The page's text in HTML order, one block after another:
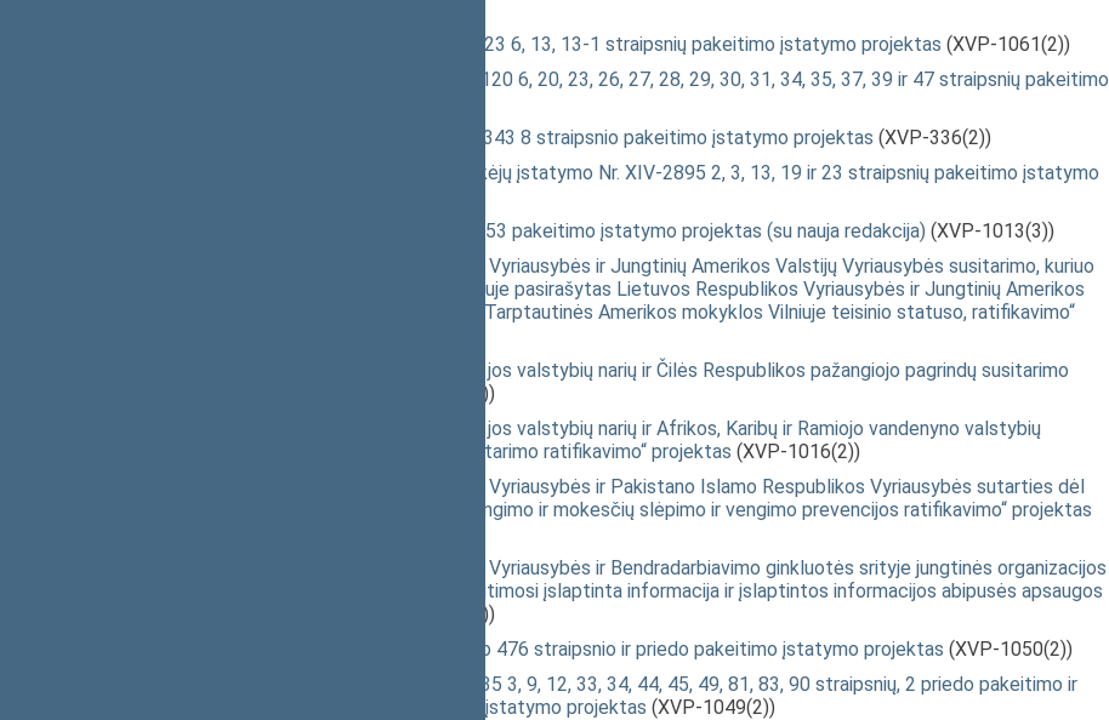
Aplinkos apsaugos įstatymo Nr. I-2223 6, 13, 13-1 straipsnių pakeitimo įstatymo projektas (XVP-1061(2))
Teritorijų planavimo įstatymo Nr. I-1120 6, 20, 23, 26, 27, 28, 29, 30, 31, 34, 35, 37, 39 ir 47 straipsnių pakeitimo
Sveikatos draudimo įstatymo Nr. I-1343 8 straipsnio pakeitimo įstatymo projektas (XVP-336(2))
Kredito administratorių ir kredito pirkėjų įstatymo Nr. XIV-2895 2, 3, 13, 19 ir 23 straipsnių pakeitimo įstatymo
Vartojimo kredito įstatymo Nr. XI-1253 pakeitimo įstatymo projektas (su nauja redakcija) (XVP-1013(3))
Įstatymo „Dėl Lietuvos Respublikos Vyriausybės ir Jungtinių Amerikos Valstijų Vyriausybės susitarimo, kuriuo
keičiamas 2002 m. birželio 14 d. Vilniuje pasirašytas Lietuvos Respublikos Vyriausybės ir Jungtinių Amerikos
Valstijų Vyriausybės susitarimas dėl Tarptautinės Amerikos mokyklos Vilniuje teisinio statuso, ratifikavimo“
Įstatymo „Dėl Europos Sąjungos bei jos valstybių narių ir Čilės Respublikos pažangiojo pagrindų susitarimo
(XVP-1151(2))
Įstatymo „Dėl Europos Sąjungos bei jos valstybių narių ir Afrikos, Karibų ir Ramiojo vandenyno valstybių
organizacijos narių partnerystės susitarimo ratifikavimo“ projektas (XVP-1016(2))
Įstatymo „Dėl Lietuvos Respublikos Vyriausybės ir Pakistano Islamo Respublikos Vyriausybės sutarties dėl
pajamų dvigubo apmokestinimo išvengimo ir mokesčių slėpimo ir vengimo prevencijos ratifikavimo“ projektas
Įstatymo „Dėl Lietuvos Respublikos Vyriausybės ir Bendradarbiavimo ginkluotės srityje jungtinės organizacijos
(OCCAR) saugumo susitarimo dėl keitimosi įslaptinta informacija ir įslaptintos informacijos abipusės apsaugos
(XVP-1123(2))
Administracinių nusižengimų kodekso 476 straipsnio ir priedo pakeitimo įstatymo projektas (XVP-1050(2))
Elektroninių ryšių įstatymo Nr. IX-2135 3, 9, 12, 33, 34, 44, 45, 49, 81, 83, 90 straipsnių, 2 priedo pakeitimo ir
Įstatymo papildymo 42-1 straipsniu įstatymo projektas (XVP-1049(2))